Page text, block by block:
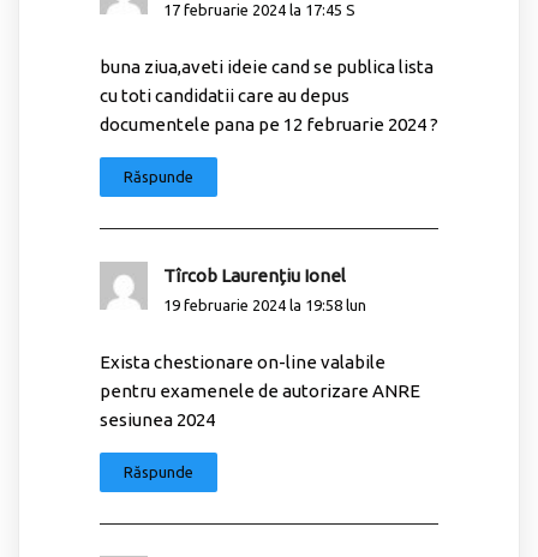
17 februarie 2024 la 17:45 S
buna ziua,aveti ideie cand se publica lista
cu toti candidatii care au depus
documentele pana pe 12 februarie 2024 ?
Răspunde
Tîrcob Laurențiu Ionel
19 februarie 2024 la 19:58 lun
Exista chestionare on-line valabile
pentru examenele de autorizare ANRE
sesiunea 2024
Răspunde